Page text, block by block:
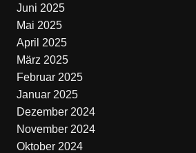
Juni 2025
Mai 2025
April 2025
März 2025
Februar 2025
Januar 2025
Dezember 2024
November 2024
Oktober 2024